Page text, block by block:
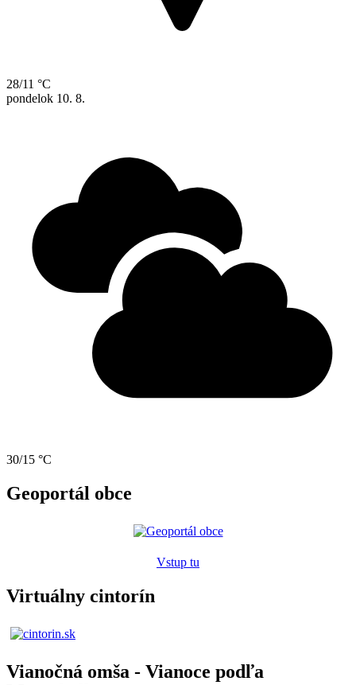
28/11 °C
pondelok 10. 8.
30/15 °C
Geoportál obce
Vstup tu
Virtuálny cintorín
Vianočná omša - Vianoce podľa